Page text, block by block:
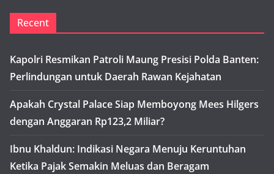
Recent
Kapolri Resmikan Patroli Maung Presisi Polda Banten:
Perlindungan untuk Daerah Rawan Kejahatan
Apakah Crystal Palace Siap Memboyong Mees Hilgers
dengan Anggaran Rp123,2 Miliar?
Ibnu Khaldun: Indikasi Negara Menuju Keruntuhan
Ketika Pajak Semakin Meluas dan Beragam